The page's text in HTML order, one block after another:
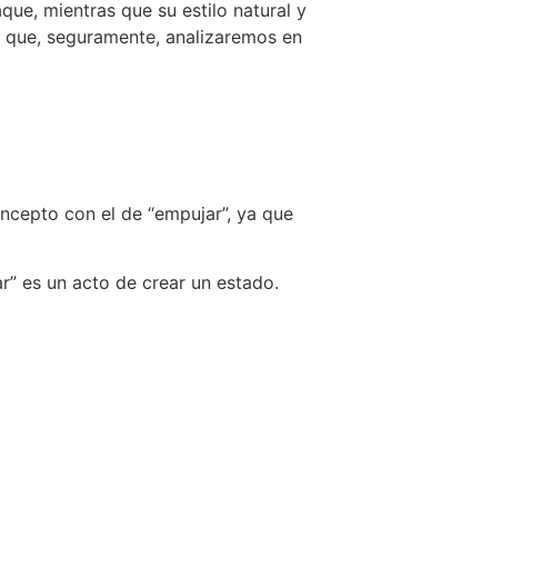
mientras que su estilo natural y
seguramente, analizaremos en
con el de “empujar”, ya que
es un acto de crear un estado.